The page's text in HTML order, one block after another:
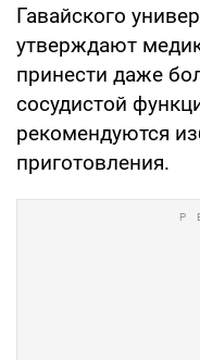
Гавайского
утверждают
принести даже
сосудистой
рекомендуются
приготовления.